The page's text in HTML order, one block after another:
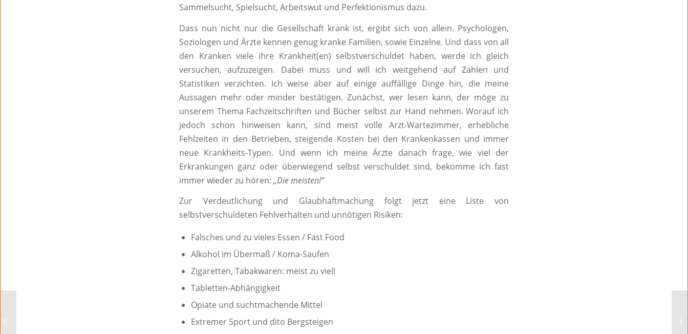
Sammelsucht, Spielsucht, Arbeitswut und Perfektionismus dazu.
Dass nun nicht nur die Gesellschaft krank ist, ergibt sich von allein. Psychologen,
Soziologen und Ärzte kennen genug kranke Familien, sowie Einzelne. Und dass von all
den Kranken viele ihre Krankheit(en) selbstverschuldet haben, werde ich gleich
versuchen, aufzuzeigen. Dabei muss und will ich weitgehend auf Zahlen und
Statistiken verzichten. Ich weise aber auf einige auffällige Dinge hin, die meine
Aussagen mehr oder minder bestätigen. Zunächst, wer lesen kann, der möge zu
unserem Thema Fachzeitschriften und Bücher selbst zur Hand nehmen. Worauf ich
jedoch schon hinweisen kann, sind meist volle Arzt-Wartezimmer, erhebliche
Fehlzeiten in den Betrieben, steigende Kosten bei den Krankenkassen und immer
neue Krankheits-Typen. Und wenn ich meine Ärzte danach frage, wie viel der
Erkrankungen ganz oder überwiegend selbst verschuldet sind, bekomme ich fast
immer wieder zu hören: „Die meisten!“
Zur Verdeutlichung und Glaubhaftmachung folgt jetzt eine Liste von
selbstverschuldeten Fehlverhalten und unnötigen Risiken:
Falsches und zu vieles Essen / Fast Food
Alkohol im Übermaß / Koma-Saufen
Zigaretten, Tabakwaren: meist zu viel!
Tabletten-Abhängigkeit
Opiate und suchtmachende Mittel
Extremer Sport und dito Bergsteigen